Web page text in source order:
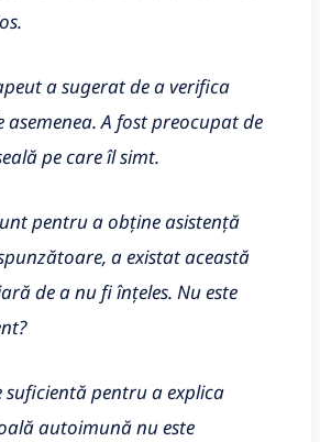
a sugerat de a verifica
asemenea. A fost preocupat de
pe care îl simt.
pentru a obține asistență
a existat această
de a nu fi înțeles. Nu este
suficientă pentru a explica
autoimună nu este